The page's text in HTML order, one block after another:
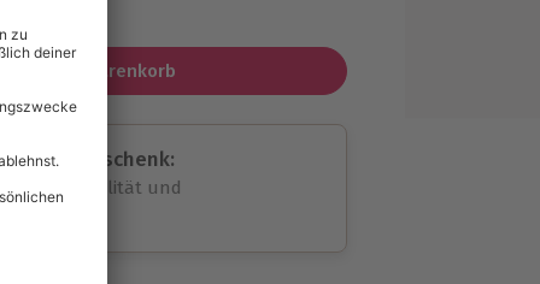
In den Warenkorb
Geschenk:
volle Flexibilität und